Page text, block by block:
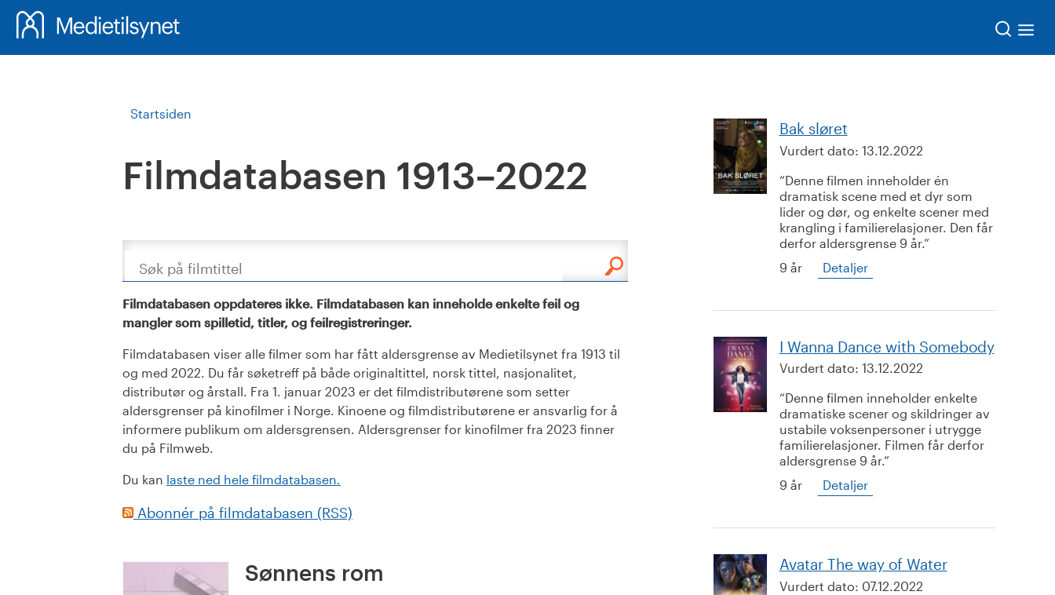
Startsiden
Filmdatabasen 1913–2022
Søk
Filmdatabasen oppdateres ikke. Filmdatabasen kan inneholde enkelte feil og
mangler som spilletid, titler, og feilregistreringer.
Filmdatabasen viser alle filmer som har fått aldersgrense av Medietilsynet fra 1913 til
og med 2022. Du får søketreff på både originaltittel, norsk tittel, nasjonalitet,
distributør og årstall. Fra 1. januar 2023 er det filmdistributørene som setter
aldersgrenser på kinofilmer i Norge. Kinoene og filmdistributørene er ansvarlig for å
informere publikum om aldersgrensen. Aldersgrenser for kinofilmer fra 2023 finner
du på Filmweb.
Du kan laste ned hele filmdatabasen.
Abonnér på filmdatabasen (RSS)
Sønnens rom
Bak sløret
Vurdert dato: 13.12.2022
Denne filmen inneholder én
dramatisk scene med et dyr som
lider og dør, og enkelte scener med
krangling i familierelasjoner. Den får
derfor aldersgrense 9 år.
9 år
Detaljer
I Wanna Dance with Somebody
Vurdert dato: 13.12.2022
Denne filmen inneholder enkelte
dramatiske scener og skildringer av
ustabile voksenpersoner i utrygge
familierelasjoner. Filmen får derfor
aldersgrense 9 år.
9 år
Detaljer
Avatar The way of Water
Vurdert dato: 07.12.2022